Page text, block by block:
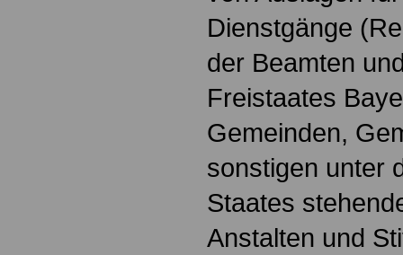
Dienstgänge
der Beamten
Freistaates
Gemeinden,
sonstigen unter
Staates
Anstalten und